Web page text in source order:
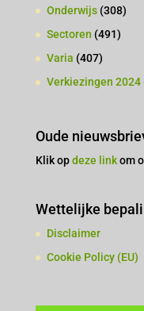
Onderwijs(308)
Sectoren (491)
Varia (407)
Verkiezingen 2024
Oude
Klik opdeze linkom
Wettelijke
Disclaimer
Cookie Policy (EU)